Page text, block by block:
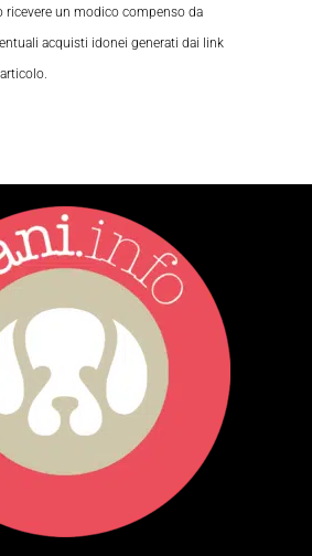
ricevere un modico compenso da
acquisti idonei generati dai link